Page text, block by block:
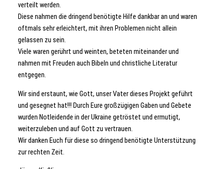
verteilt werden.
Diese nahmen die dringend benötigte Hilfe dankbar an und waren
oftmals sehr erleichtert, mit ihren Problemen nicht allein
gelassen zu sein.
Viele waren gerührt und weinten, beteten miteinander und
nahmen mit Freuden auch Bibeln und christliche Literatur
entgegen.
Wir sind erstaunt, wie Gott, unser Vater dieses Projekt geführt
und gesegnet hat!!! Durch Eure großzügigen Gaben und Gebete
wurden Notleidende in der Ukraine getröstet und ermutigt,
weiterzuleben und auf Gott zu vertrauen.
Wir danken Euch für diese so dringend benötigte Unterstützung
zur rechten Zeit.